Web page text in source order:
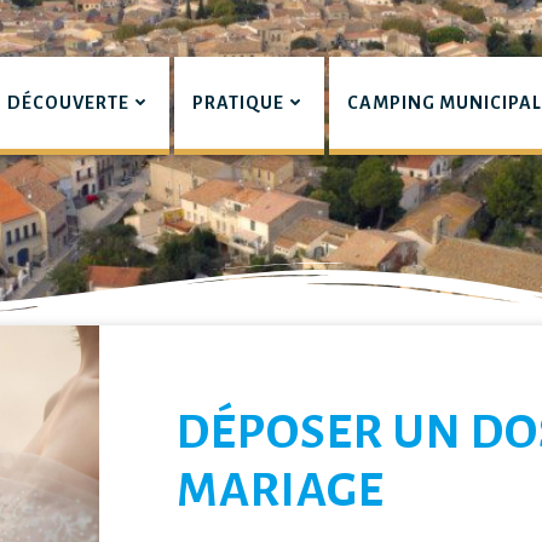
DÉCOUVERTE PRATIQUE CAMPING MUNICIPAL
DÉPOSER UN
MARIAGE